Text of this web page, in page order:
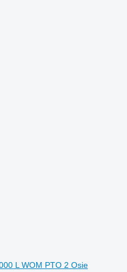
L WOM PTO 2 Osie